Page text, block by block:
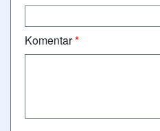
Komentar*